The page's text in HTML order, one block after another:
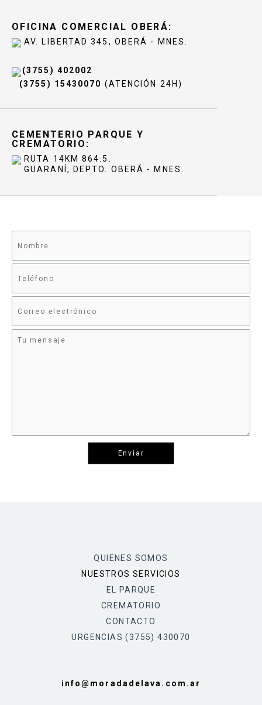
OFICINA COMERCIAL OBERÁ:
AV. LIBERTAD 345, OBERÁ - MNES.
(3755) 402002
(3755) 15430070 (ATENCIÓN 24H)
CEMENTERIO PARQUE Y
CREMATORIO:
RUTA 14KM 864.5.
GUARANÍ, DEPTO. OBERÁ - MNES.
QUIENES SOMOS
NUESTROS SERVICIOS
EL PARQUE
CREMATORIO
CONTACTO
URGENCIAS (3755) 430070
info@moradadelava.com.ar